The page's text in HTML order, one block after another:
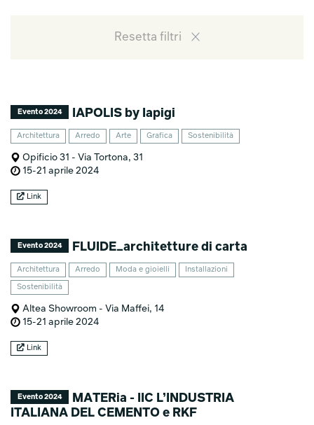
Resetta filtri
Evento 2024 IAPOLIS by Iapigi
Architettura Arredo Arte Grafica Sostenibilità
Opificio 31 - Via Tortona, 31
15-21 aprile 2024
Link
Evento 2024 FLUIDE_architetture di carta
Architettura Arredo Moda e gioielli Installazioni
Sostenibilità
Altea Showroom - Via Maffei, 14
15-21 aprile 2024
Link
Evento 2024
MATERia - IIC L’INDUSTRIA
ITALIANA DEL CEMENTO e RKF